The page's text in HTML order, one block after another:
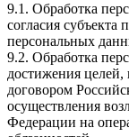
9.1. Обработка
согласия субъекта
персональных
9.2. Обработка
достижения
договором
осуществления
Федерации на